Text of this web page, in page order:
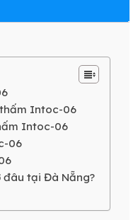
thấm Intoc-06
Intoc-06
06
tại Đà Nẵng?